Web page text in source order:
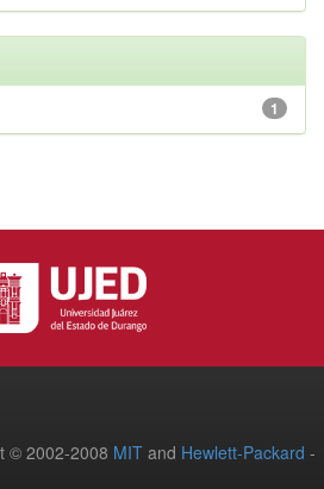
1
© 2002-2008 MIT and Hewlett-Packard -